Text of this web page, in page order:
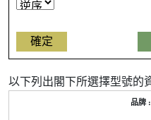
以下列出閣下所選擇型號的